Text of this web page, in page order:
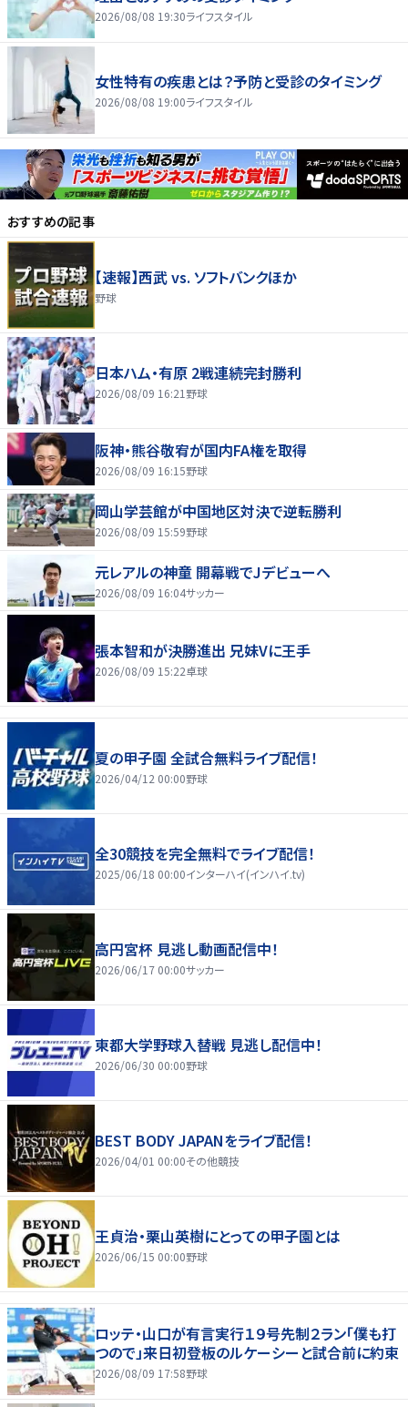
2026/08/08 19:30ライフスタイル
女性特有の疾患とは？予防と受診のタイミング
2026/08/08 19:00ライフスタイル
おすすめの記事
【速報】西武 vs. ソフトバンクほか
野球
日本ハム・有原 2戦連続完封勝利
2026/08/09 16:21 野球
阪神・熊谷敬宥が国内FA権を取得
2026/08/09 16:15野球
岡山学芸館が中国地区対決で逆転勝利
2026/08/09 15:59野球
元レアルの神童 開幕戦でJデビューへ
2026/08/09 16:04サッカー
張本智和が決勝進出 兄妹Vに王手
2026/08/09 15:22卓球
夏の甲子園 全試合無料ライブ配信！
2026/04/12 00:00野球
全30競技を完全無料でライブ配信！
2025/06/18 00:00インターハイ(インハイ.tv)
高円宮杯 見逃し動画配信中！
2026/06/17 00:00サッカー
東都大学野球入替戦 見逃し配信中！
2026/06/30 00:00野球
BEST BODY JAPANをライブ配信！
2026/04/01 00:00その他競技
王貞治・栗山英樹にとっての甲子園とは
2026/06/15 00:00野球
ロッテ・山口が有言実行１９号先制２ラン「僕も打
つので」来日初登板のルケーシーと試合前に約束
2026/08/09 17:58野球